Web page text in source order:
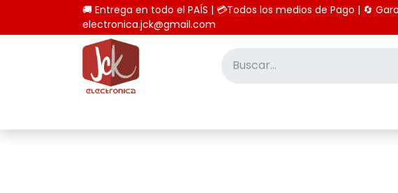
🚚 Entrega en todo el PAÍS | 💳Todos los medios de
electronica.jck@gmail.com